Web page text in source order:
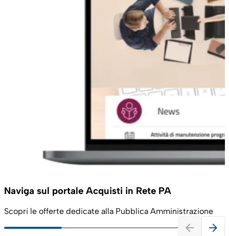
Naviga sul portale Acquisti in Rete PA
Scopri le offerte dedicate alla Pubblica Amministrazione
arrow_back arrow_forward